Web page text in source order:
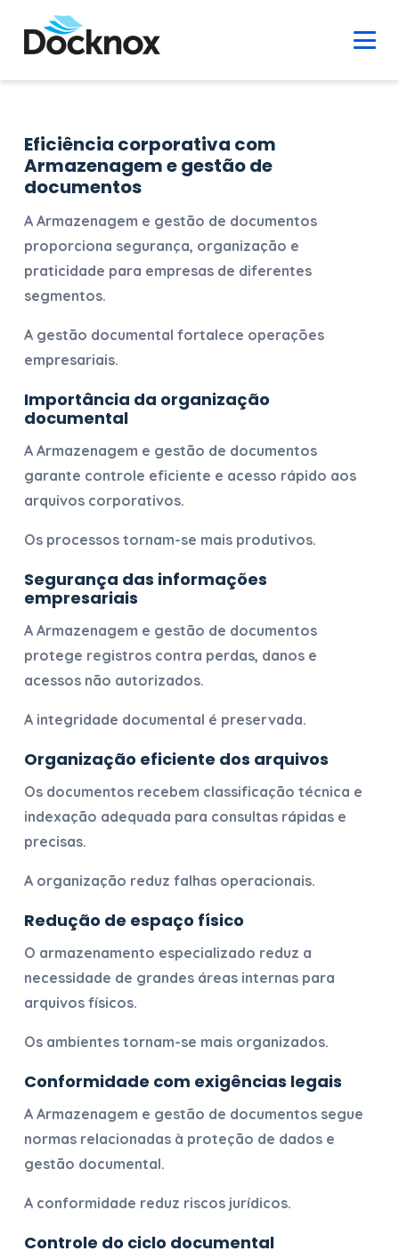
Eficiência corporativa com
Armazenagem e gestão de
documentos
A Armazenagem e gestão de documentos
proporciona segurança, organização e
praticidade para empresas de diferentes
segmentos.
A gestão documental fortalece operações
empresariais.
Importância da organização
documental
A Armazenagem e gestão de documentos
garante controle eficiente e acesso rápido aos
arquivos corporativos.
Os processos tornam-se mais produtivos.
Segurança das informações
empresariais
A Armazenagem e gestão de documentos
protege registros contra perdas, danos e
acessos não autorizados.
A integridade documental é preservada.
Organização eficiente dos arquivos
Os documentos recebem classificação técnica e
indexação adequada para consultas rápidas e
precisas.
A organização reduz falhas operacionais.
Redução de espaço físico
O armazenamento especializado reduz a
necessidade de grandes áreas internas para
arquivos físicos.
Os ambientes tornam-se mais organizados.
Conformidade com exigências legais
A Armazenagem e gestão de documentossegue
normas relacionadas à proteção de dados e
gestão documental.
A conformidade reduz riscos jurídicos.
Controle do ciclo documental